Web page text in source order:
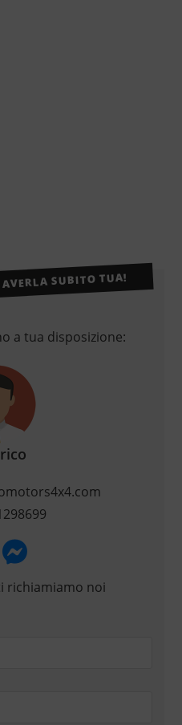
SUBITO TUA!
a tua disposizione:
richiamiamo noi